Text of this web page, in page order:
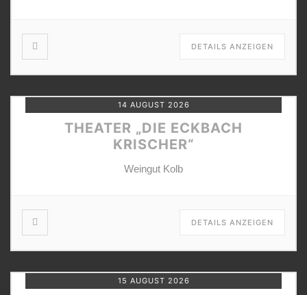
DETAILS ANZEIGEN
14 AUGUST 2026
THEATER „DIE ECKBACH
KRISCHER“
Weingut Kolb
DETAILS ANZEIGEN
15 AUGUST 2026